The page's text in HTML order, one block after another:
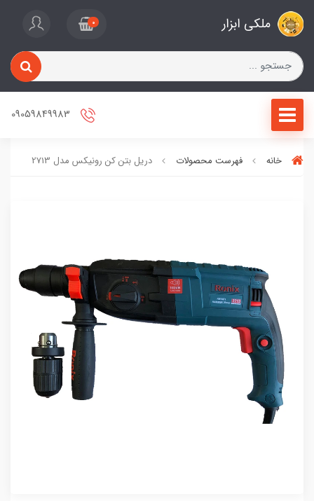
ملکی ابزار 0
خانه فهرست محصولات دریل بتن کن رونیکس مدل 2713